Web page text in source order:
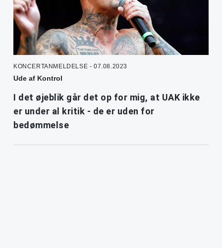
KONCERTANMELDELSE - 07.08.2023
Ude af Kontrol
I det øjeblik går det op for mig, at UAK ikke
er under al kritik - de er uden for
bedømmelse